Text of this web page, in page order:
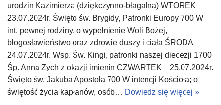
urodzin Kazimierza (dziękczynno-błagalna) WTOREK
23.07.2024r. Święto św. Brygidy, Patronki Europy 700 W
int. pewnej rodziny, o wypełnienie Woli Bożej,
błogosławieństwo oraz zdrowie duszy i ciała ŚRODA
24.07.2024r. Wsp. Św. Kingi, patronki naszej diecezji 1700
Śp. Anna Zych z okazji imienin CZWARTEK 25.07.2024r.
Święto św. Jakuba Apostoła 700 W intencji Kościoła; o
świętość życia kapłanów, osób… Dowiedz się więcej »